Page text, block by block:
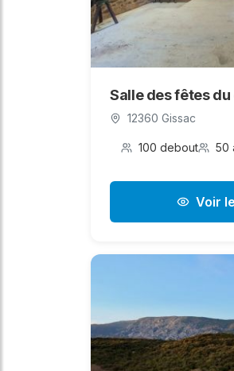
12360 Gissac
100 debout 50
Voir